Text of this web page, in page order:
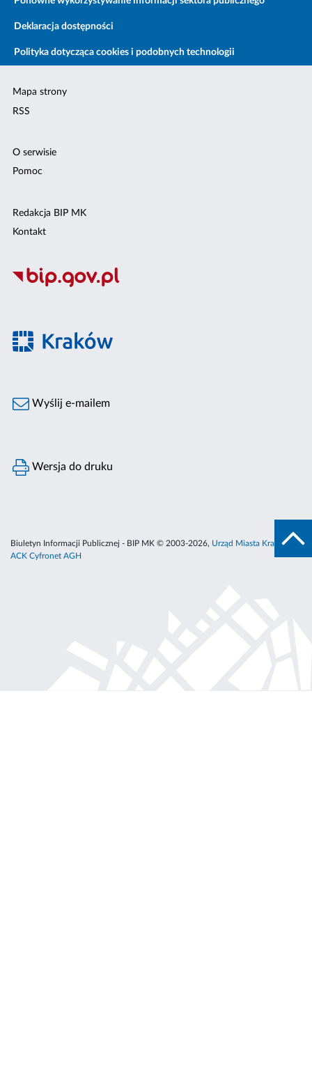
Deklaracja dostępności
Polityka dotycząca cookies i podobnych technologii
Mapa strony
RSS
O serwisie
Pomoc
Redakcja BIP MK
Kontakt
Wyślij e-mailem
Wersja do druku
Biuletyn Informacji Publicznej - BIP MK © 2003-2026, Urząd Miasta Krakowa
ACK Cyfronet AGH